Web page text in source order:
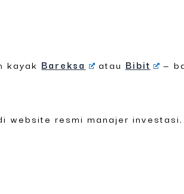
kayak Bareksa atau Bibit
—
website resmi manajer investasi.